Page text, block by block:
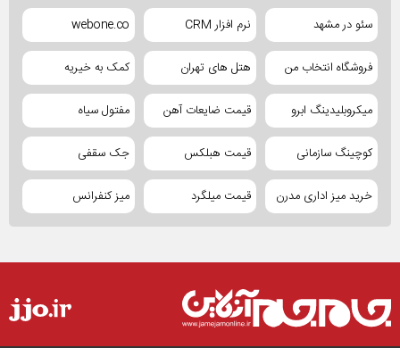
سئو در مشهد نرم افزار CRM webone.co
فروشگاه انتخاب من هتل های تهران کمک به خیریه
میکروبلیدینگ ابرو قیمت ضایعات آهن مفتول سیاه
کوچینگ سازمانی قیمت هبلکس جک سقفی
خرید میز اداری مدرن قیمت میلگرد میز کنفرانس